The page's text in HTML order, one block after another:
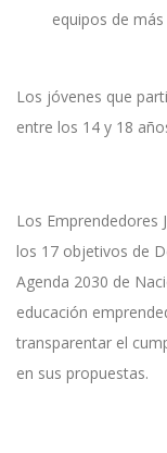
equipos de
Los jóvenes que
entre los 14 y 18
Los Emprendedores
los 17 objetivos de
Agenda 2030 de
educación
transparentar el
en sus propuestas.